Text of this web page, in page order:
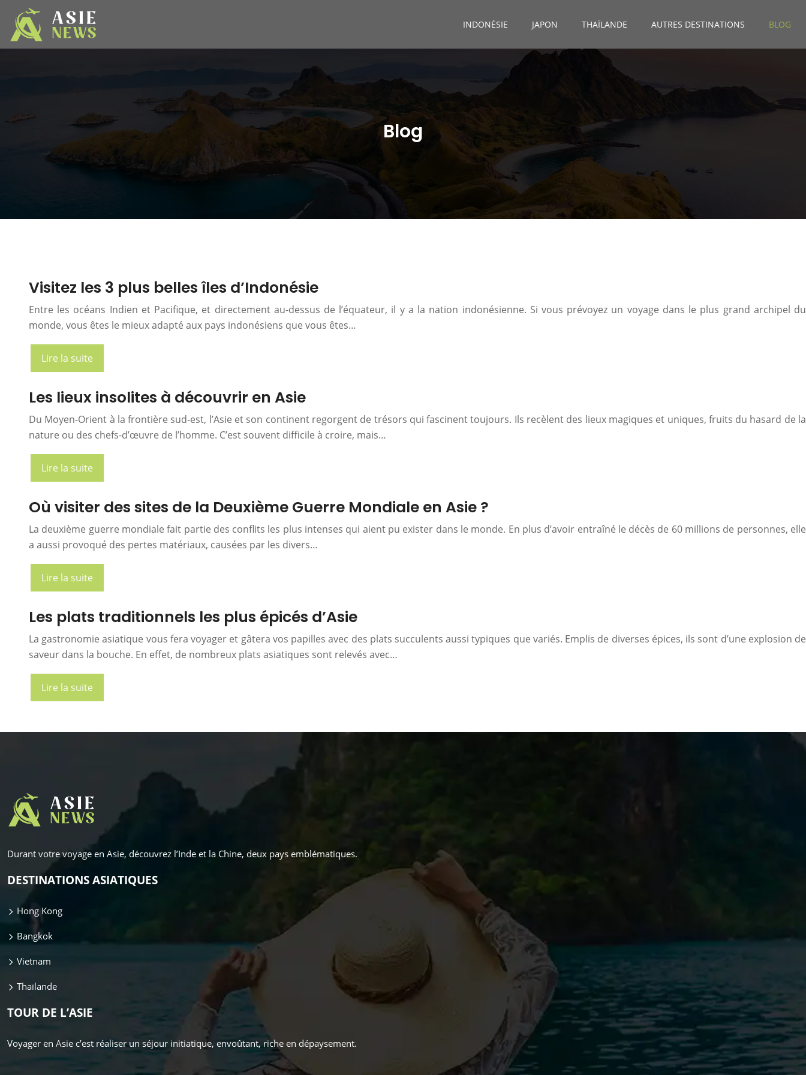
INDONÉSIE JAPON THAÏLANDE AUTRES DESTINATIONS BLOG
Blog
Visitez les 3 plus belles îles d’Indonésie
Entre les océans Indien et Pacifique, et directement au-dessus de l’équateur, il y a la nation indonésienne. Si vous prévoyez un voyage dans le plus grand archipel du
monde, vous êtes le mieux adapté aux pays indonésiens que vous êtes…
Lire la suite
Les lieux insolites à découvrir en Asie
Du Moyen-Orient à la frontière sud-est, l’Asie et son continent regorgent de trésors qui fascinent toujours. Ils recèlent des lieux magiques et uniques, fruits du hasard de la
nature ou des chefs-d’œuvre de l’homme. C’est souvent difficile à croire, mais…
Lire la suite
Où visiter des sites de la Deuxième Guerre Mondiale en Asie ?
La deuxième guerre mondiale fait partie des conflits les plus intenses qui aient pu exister dans le monde. En plus d’avoir entraîné le décès de 60 millions de personnes, elle
a aussi provoqué des pertes matériaux, causées par les divers…
Lire la suite
Les plats traditionnels les plus épicés d’Asie
La gastronomie asiatique vous fera voyager et gâtera vos papilles avec des plats succulents aussi typiques que variés. Emplis de diverses épices, ils sont d’une explosion de
saveur dans la bouche. En effet, de nombreux plats asiatiques sont relevés avec…
Lire la suite
Durant votre voyage en Asie, découvrez l’Inde et la Chine, deux pays emblématiques.
DESTINATIONS ASIATIQUES
Hong Kong
Bangkok
Vietnam
Thaïlande
TOUR DE L’ASIE
Voyager en Asie c’est réaliser un séjour initiatique, envoûtant, riche en dépaysement.